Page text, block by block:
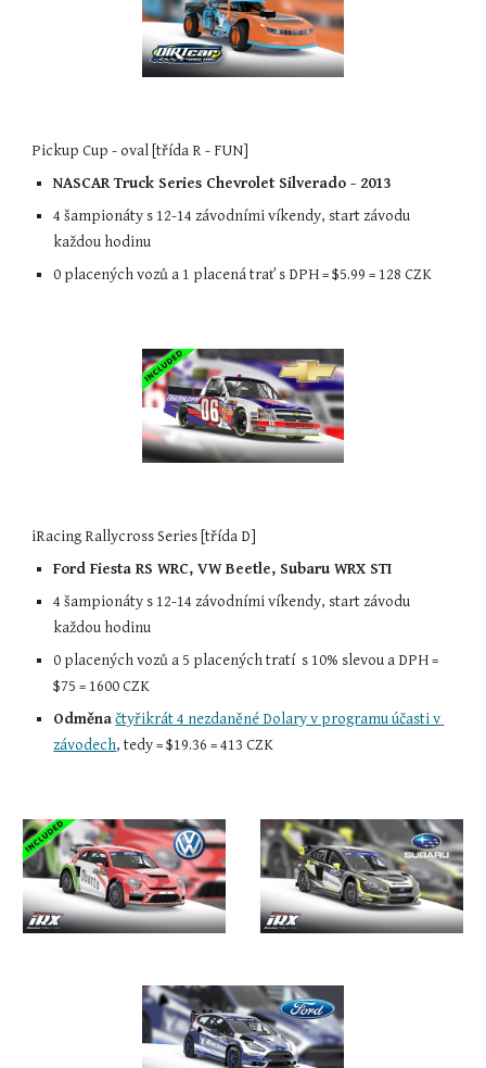
Pickup Cup - oval [třída R - FUN]
NASCAR Truck Series Chevrolet Silverado - 2013
4 šampionáty s 12-14 závodními víkendy, start závodu
každou hodinu
0 placených vozů a 1 placená trať s DPH = $5.99 = 128 CZK
iRacing Rallycross Series [třída D]
Ford Fiesta RS WRC, VW Beetle, Subaru WRX STI
4 šampionáty s 12-14 závodními víkendy, start závodu
každou hodinu
$75 = 1600 CZK
Odměna čtyřikrát 4 nezdaněné Dolary v programu účasti v
závodech, tedy = $19.36 = 413 CZK